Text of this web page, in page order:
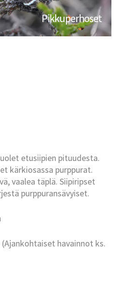
Pikkuperhoset
etusiipien pituudesta.
kärkiosassa purppurat.
vaalea täplä. Siipiripset
purppuransävyiset.
havainnot ks.